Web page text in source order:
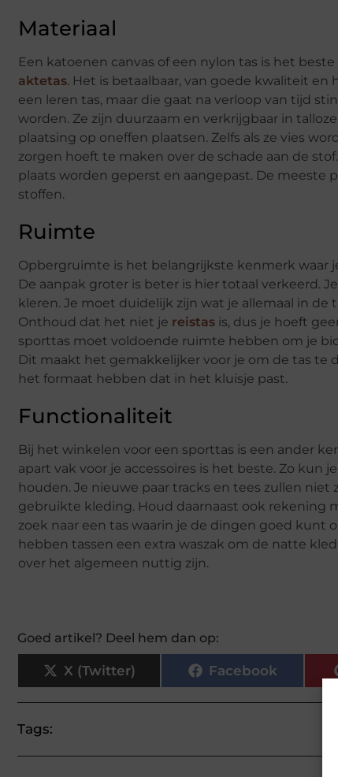
Materiaal
Een katoenen canvas of een nylon tas is het
aktetas. Het is betaalbaar, van goede kwaliteit
een leren tas, maar die gaat na verloop van tijd
worden. Ze zijn duurzaam en verkrijgbaar in
plaatsing op oneffen plaatsen. Zelfs als ze vies
zorgen hoeft te maken over de schade aan de
plaats worden geperst en aangepast. De
stoffen.
Ruimte
Opbergruimte is het belangrijkste kenmerk waar
De aanpak groter is beter is hier totaal verkeerd.
kleren. Je moet duidelijk zijn wat je allemaal in
Onthoud dat het niet je reistas is, dus je hoeft
sporttas moet voldoende ruimte hebben om je
Dit maakt het gemakkelijker voor je om de tas te
het formaat hebben dat in het kluisje past.
Functionaliteit
Bij het winkelen voor een sporttas is een ander
apart vak voor je accessoires is het beste. Zo
houden. Je nieuwe paar tracks en tees zullen
gebruikte kleding. Houd daarnaast ook rekening
zoek naar een tas waarin je de dingen goed kunt
hebben tassen een extra waszak om de natte
over het algemeen nuttig zijn.
Goed artikel? Deel hem dan op:
X (Twitter) Facebook
Tags: